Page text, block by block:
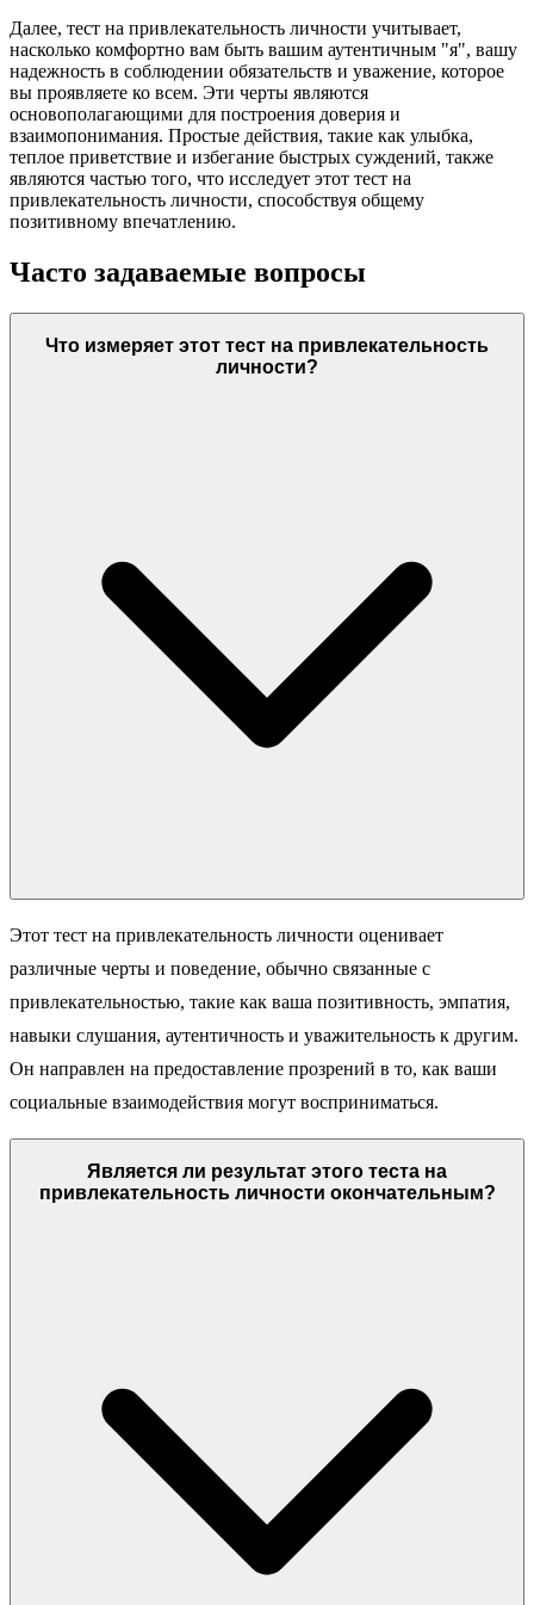
Далее, тест на привлекательность личности учитывает,
насколько комфортно вам быть вашим аутентичным "я", вашу
надежность в соблюдении обязательств и уважение, которое
вы проявляете ко всем. Эти черты являются
основополагающими для построения доверия и
взаимопонимания. Простые действия, такие как улыбка,
теплое приветствие и избегание быстрых суждений, также
являются частью того, что исследует этот тест на
привлекательность личности, способствуя общему
позитивному впечатлению.
Часто задаваемые вопросы
Что измеряет этот тест на привлекательность
личности?
Этот тест на привлекательность личности оценивает
различные черты и поведение, обычно связанные с
привлекательностью, такие как ваша позитивность, эмпатия,
навыки слушания, аутентичность и уважительность к другим.
Он направлен на предоставление прозрений в то, как ваши
социальные взаимодействия могут восприниматься.
Является ли результат этого теста на
привлекательность личности окончательным?